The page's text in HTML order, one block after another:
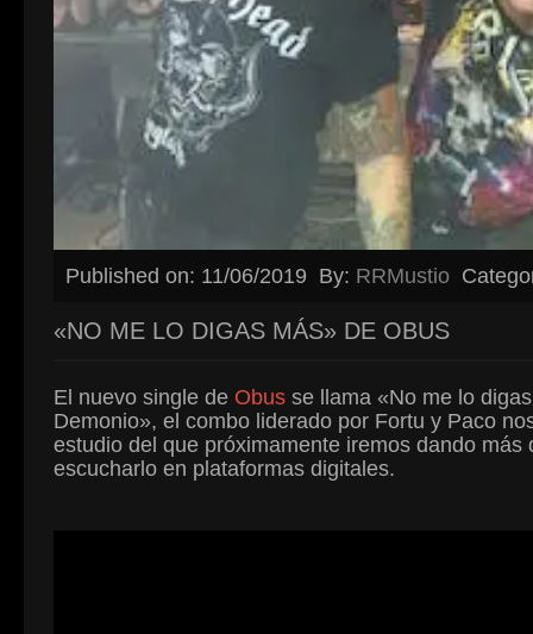
Published on: 11/06/2019 By: RRMustio
«NO ME LO DIGAS MÁS» DE OBUS
El nuevo single de Obus se llama «No me lo
Demonio», el combo liderado por Fortu y Paco
estudio del que próximamente iremos dando
escucharlo en plataformas digitales.